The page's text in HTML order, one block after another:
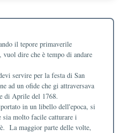
il tepore primaverile
vuol dire che è tempo di andare
servire per la festa di San
ad un ofide che gi attraversava
di Aprile del 1768.
in un libello dell'epoca, si
sia molto facile catturare i
La maggior parte delle volte,